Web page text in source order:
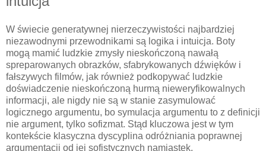
W świecie generatywnej nierzeczywistości najbardziej
niezawodnymi przewodnikami są logika i intuicja. Boty
mogą mamić ludzkie zmysły nieskończoną nawałą
spreparowanych obrazków, sfabrykowanych dźwięków i
fałszywych filmów, jak również podkopywać ludzkie
doświadczenie nieskończoną hurmą nieweryfikowalnych
informacji, ale nigdy nie są w stanie zasymulować
logicznego argumentu, bo symulacja argumentu to z definicji
nie argument, tylko sofizmat. Stąd kluczowa jest w tym
kontekście klasyczna dyscyplina odróżniania poprawnej
argumentacji od jej sofistycznych namiastek.